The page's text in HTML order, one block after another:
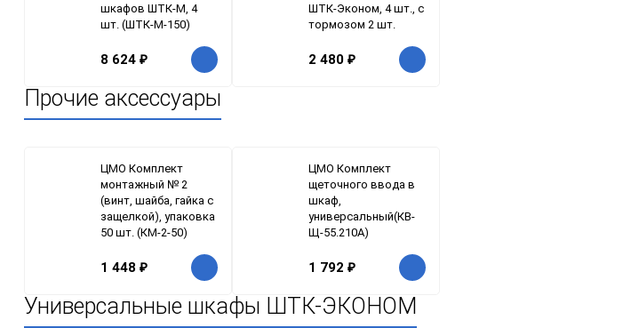
шкафов ШТК-М, 4
шт. (ШТК-М-150)
8 624 ₽
ШТК-Эконом, 4 шт., с
тормозом 2 шт.
2 480 ₽
Прочие аксессуары
ЦМО Комплект
монтажный № 2
(винт, шайба, гайка с
защелкой), упаковка
50 шт. (КМ-2-50)
1 448 ₽
ЦМО Комплект
щеточного ввода в
шкаф,
универсальный(КВ-
Щ-55.210А)
1 792 ₽
Универсальные шкафы ШТК-ЭКОНОМ